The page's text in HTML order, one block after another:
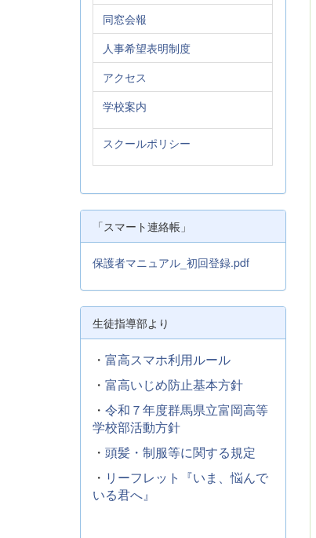
同窓会報
人事希望表明制度
アクセス
学校案内
スクールポリシー
「スマート連絡帳」
保護者マニュアル_初回登録.pdf
生徒指導部より
・ 富高スマホ利用ルール
・ 富高いじめ防止基本方針
・ 令和７年度群馬県立富岡高等
学校部活動方針
・ 頭髪・制服等に関する規定
・ リーフレット『いま、悩んで
いる君へ』